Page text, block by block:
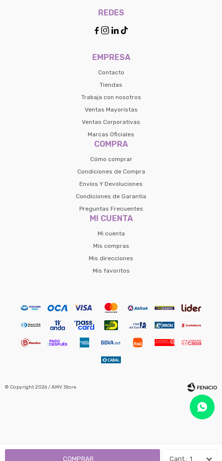
1
COMPRAR
EMPRESA
Contacto
Tiendas
Trabaja con nosotros
Ventas Mayoristas
Ventas Corporativas
Marcas Oficiales
COMPRA
Cómo comprar
Condiciones de Compra
Envíos Y Devoluciones
Condiciones de Garantía
Preguntas Frecuentes
MI CUENTA
Mi cuenta
Mis compras
Mis direcciones
Mis favoritos
REDES
   
© Copyright 2026 / AMV Store